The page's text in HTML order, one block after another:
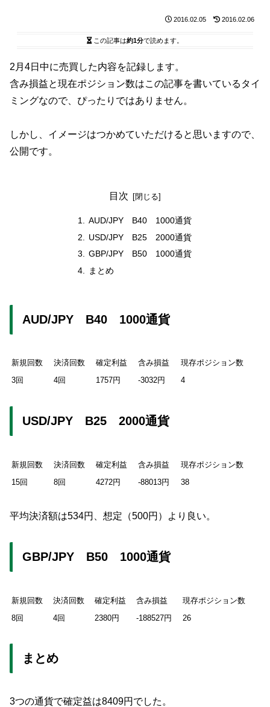
2016.02.05 2016.02.06
この記事は約1分で読めます。
2月4日中に売買した内容を記録します。
含み損益と現在ポジション数はこの記事を書いているタイ
ミングなので、ぴったりではありません。
しかし、イメージはつかめていただけると思いますので、
公開です。
目次
AUD/JPY B40 1000通貨
USD/JPY B25 2000通貨
GBP/JPY B50 1000通貨
まとめ
AUD/JPY B40 1000通貨
新規回数 決済回数 確定利益 含み損益
現存ポジション数
3回
4回 1757円 -3032円 4
USD/JPY B25 2000通貨
新規回数 決済回数 確定利益 含み損益
現存ポジション数
15回
8回 4272円 -88013円 38
平均決済額は534円、想定（500円）より良い。
GBP/JPY B50 1000通貨
新規回数 決済回数 確定利益 含み損益
現存ポジション数
8回
4回 2380円 -188527円 26
まとめ
3つの通貨で確定益は8409円でした。